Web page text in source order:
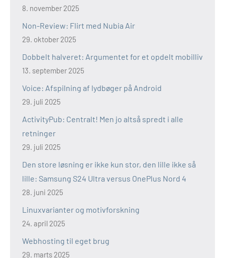
8. november 2025
Non-Review: Flirt med Nubia Air
29. oktober 2025
Dobbelt halveret: Argumentet for et opdelt mobilliv
13. september 2025
Voice: Afspilning af lydbøger på Android
29. juli 2025
ActivityPub: Centralt! Men jo altså spredt i alle
retninger
29. juli 2025
Den store løsning er ikke kun stor, den lille ikke så
lille: Samsung S24 Ultra versus OnePlus Nord 4
28. juni 2025
Linuxvarianter og motivforskning
24. april 2025
Webhosting til eget brug
29. marts 2025